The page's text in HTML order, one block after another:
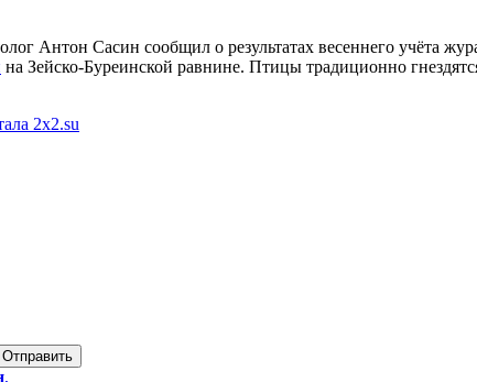
Антон Сасин сообщил о результатах весеннего учёта
на Зейско-Буреинской равнине. Птицы традиционно
2x2.su
,